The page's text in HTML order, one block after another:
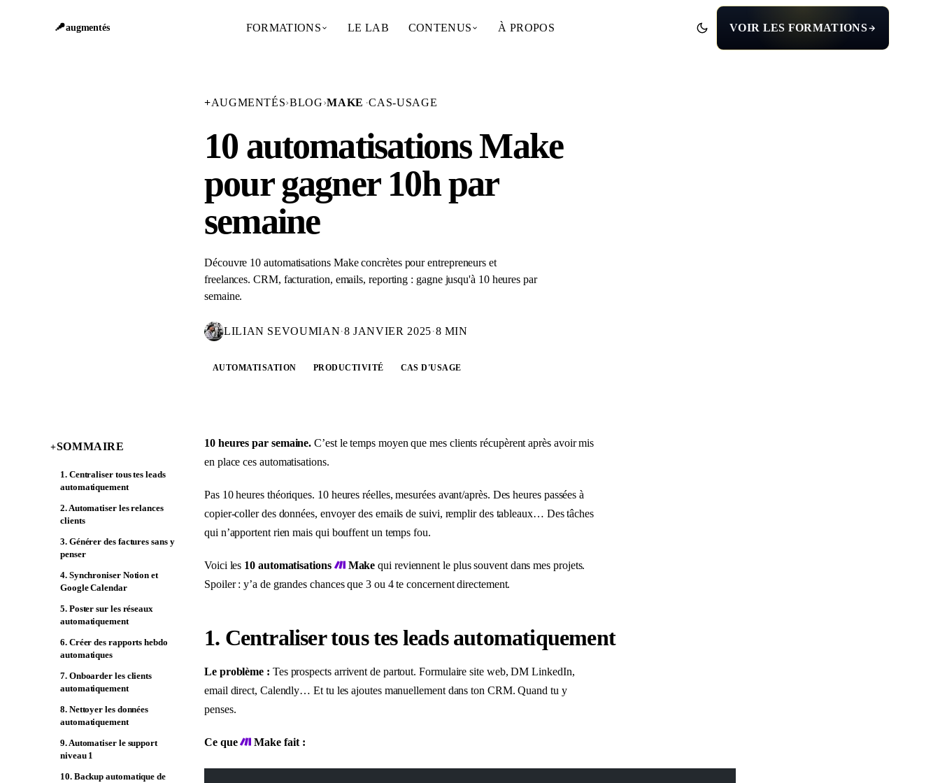
augmentés FORMATIONS LE LAB CONTENUS À PROPOS VOIR LES FORMATIONS
+AUGMENTÉS›BLOG›MAKE ·CAS-USAGE
10 automatisations Make
pour gagner 10h par
semaine
Découvre 10 automatisations Make concrètes pour entrepreneurs et
freelances. CRM, facturation, emails, reporting : gagne jusqu'à 10 heures par
semaine.
LILIAN SEVOUMIAN·8 JANVIER 2025·8 MIN
AUTOMATISATION PRODUCTIVITÉ CAS D'USAGE
+SOMMAIRE
1. Centraliser tous tes leads
automatiquement
2. Automatiser les relances
clients
3. Générer des factures sans y
penser
4. Synchroniser Notion et
Google Calendar
5. Poster sur les réseaux
automatiquement
6. Créer des rapports hebdo
automatiques
7. Onboarder les clients
automatiquement
8. Nettoyer les données
automatiquement
9. Automatiser le support
niveau 1
10. Backup automatique de
10 heures par semaine. C’est le temps moyen que mes clients récupèrent après avoir mis
en place ces automatisations.
Pas 10 heures théoriques. 10 heures réelles, mesurées avant/après. Des heures passées à
copier-coller des données, envoyer des emails de suivi, remplir des tableaux… Des tâches
qui n’apportent rien mais qui bouffent un temps fou.
Voici les 10 automatisations Make qui reviennent le plus souvent dans mes projets.
Spoiler : y’a de grandes chances que 3 ou 4 te concernent directement.
1. Centraliser tous tes leads automatiquement
Le problème : Tes prospects arrivent de partout. Formulaire site web, DM LinkedIn,
email direct, Calendly… Et tu les ajoutes manuellement dans ton CRM. Quand tu y
penses.
Ce que Make fait :